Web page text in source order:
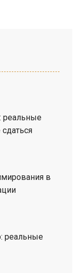
реальные
в
реальные